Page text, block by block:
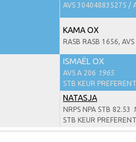
AVS 304048835275 /
KAMA OX
RASB RASB 1656,
ISMAËL OX
AVS A 206 1965
STB KEUR
NATASJA
NRPS NPA STB 82.53
STB KEUR PREFERENT